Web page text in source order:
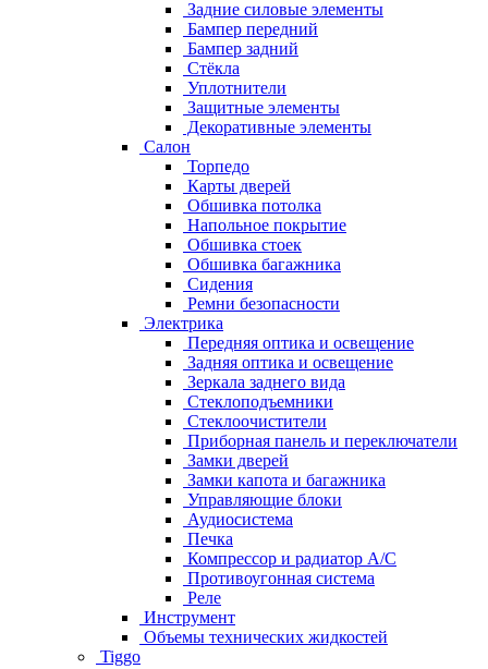
Задние силовые элементы
Бампер передний
Бампер задний
Стёкла
Уплотнители
Защитные элементы
Декоративные элементы
Салон
Торпедо
Карты дверей
Обшивка потолка
Напольное покрытие
Обшивка стоек
Обшивка багажника
Сидения
Ремни безопасности
Электрика
Передняя оптика и освещение
Задняя оптика и освещение
Зеркала заднего вида
Стеклоподъемники
Стеклоочистители
Приборная панель и переключатели
Замки дверей
Замки капота и багажника
Управляющие блоки
Аудиосистема
Печка
Компрессор и радиатор А/C
Противоугонная система
Реле
Инструмент
Объемы технических жидкостей
Tiggo